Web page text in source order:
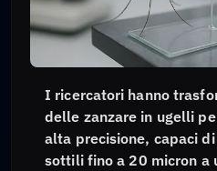
I ricercatori hanno
delle zanzare in ugelli
alta precisione, capaci
sottili fino a 20 micron a